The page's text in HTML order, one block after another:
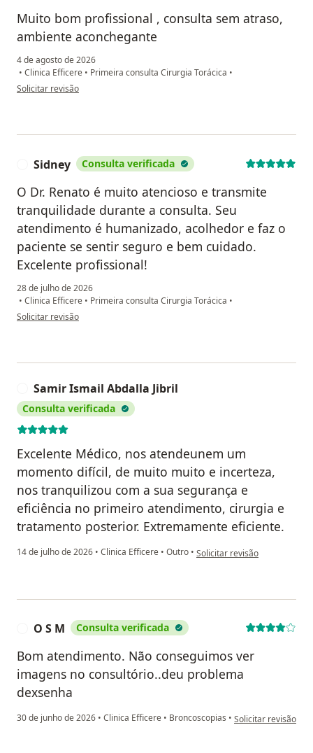
Muito bom profissional , consulta sem atraso,
ambiente aconchegante
4 de agosto de 2026
• Clinica Efficere • Primeira consulta Cirurgia Torácica •
na opinião do utilizador Adenir moraes
Solicitar revisão
Sidney Consulta verificada
O Dr. Renato é muito atencioso e transmite
tranquilidade durante a consulta. Seu
atendimento é humanizado, acolhedor e faz o
paciente se sentir seguro e bem cuidado.
Excelente profissional!
28 de julho de 2026
• Clinica Efficere • Primeira consulta Cirurgia Torácica •
na opinião do utilizador Sidney
Solicitar revisão
Samir Ismail Abdalla Jibril
Consulta verificada
Excelente Médico, nos atendeunem um
momento difícil, de muito muito e incerteza,
nos tranquilizou com a sua segurança e
eficiência no primeiro atendimento, cirurgia e
tratamento posterior. Extremamente eficiente.
14 de julho de 2026 • Clinica Efficere • Outro • na opinião do utilizador
Solicitar revisão
O S M Consulta verificada
Bom atendimento. Não conseguimos ver
imagens no consultório..deu problema
dexsenha
30 de junho de 2026 • Clinica Efficere • Broncoscopias • na opinião do
Solicitar revisão